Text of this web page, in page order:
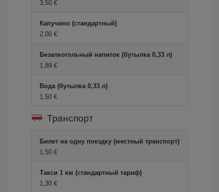
3,50 €
Капучино (стандартный)
2,00 €
Безалкогольный напиток (бутылка 0,33 л)
1,89 €
Вода (бутылка 0,33 л)
1,50 €
Транспорт
Билет на одну поездку (местный транспорт)
1,50 €
Такси 1 км (стандартный тариф)
1,30 €